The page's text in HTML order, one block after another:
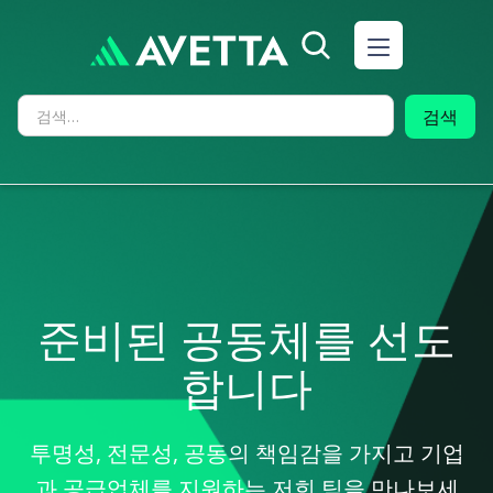
준비된 공동체를 선도
합니다
투명성, 전문성, 공동의 책임감을 가지고 기업